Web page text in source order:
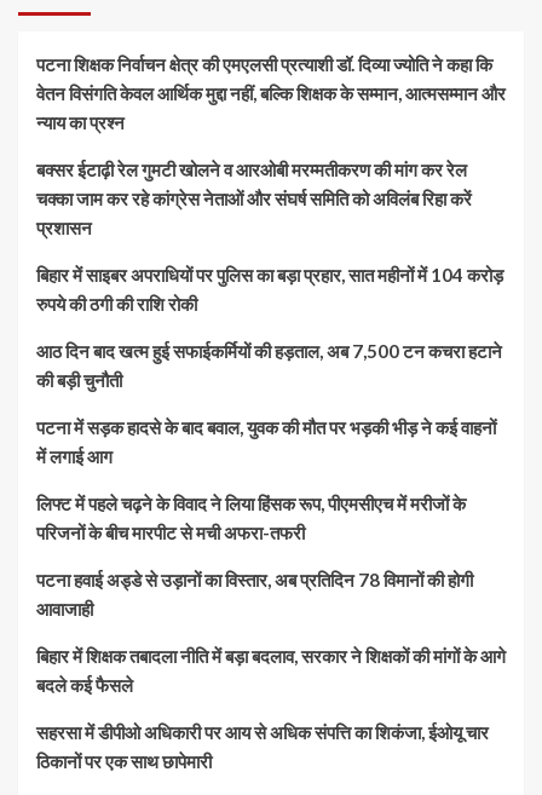
पटना शिक्षक निर्वाचन क्षेत्र की एमएलसी प्रत्याशी डॉ. दिव्या ज्योति ने कहा कि
वेतन विसंगति केवल आर्थिक मुद्दा नहीं, बल्कि शिक्षक के सम्मान, आत्मसम्मान और
न्याय का प्रश्न
बक्सर ईटाढ़ी रेल गुमटी खोलने व आरओबी मरम्मतीकरण की मांग कर रेल
चक्का जाम कर रहे कांग्रेस नेताओं और संघर्ष समिति को अविलंब रिहा करें
प्रशासन
बिहार में साइबर अपराधियों पर पुलिस का बड़ा प्रहार, सात महीनों में 104 करोड़
रुपये की ठगी की राशि रोकी
आठ दिन बाद खत्म हुई सफाईकर्मियों की हड़ताल, अब 7,500 टन कचरा हटाने
की बड़ी चुनौती
पटना में सड़क हादसे के बाद बवाल, युवक की मौत पर भड़की भीड़ ने कई वाहनों
में लगाई आग
लिफ्ट में पहले चढ़ने के विवाद ने लिया हिंसक रूप, पीएमसीएच में मरीजों के
परिजनों के बीच मारपीट से मची अफरा-तफरी
पटना हवाई अड्डे से उड़ानों का विस्तार, अब प्रतिदिन 78 विमानों की होगी
आवाजाही
बिहार में शिक्षक तबादला नीति में बड़ा बदलाव, सरकार ने शिक्षकों की मांगों के आगे
बदले कई फैसले
सहरसा में डीपीओ अधिकारी पर आय से अधिक संपत्ति का शिकंजा, ईओयू चार
ठिकानों पर एक साथ छापेमारी